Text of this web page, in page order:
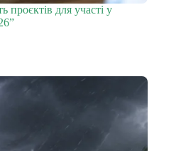
проєктів для участі у